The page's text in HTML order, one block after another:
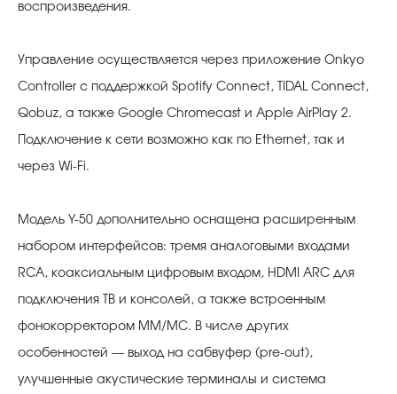
воспроизведения.
Управление осуществляется через приложение Onkyo
Controller с поддержкой Spotify Connect, TIDAL Connect,
Qobuz, а также Google Chromecast и Apple AirPlay 2.
Подключение к сети возможно как по Ethernet, так и
через Wi-Fi.
Модель Y-50 дополнительно оснащена расширенным
набором интерфейсов: тремя аналоговыми входами
RCA, коаксиальным цифровым входом, HDMI ARC для
подключения ТВ и консолей, а также встроенным
фонокорректором MM/MC. В числе других
особенностей — выход на сабвуфер (pre-out),
улучшенные акустические терминалы и система